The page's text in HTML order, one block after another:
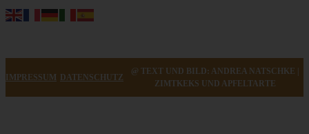
IMPRESSUM DATENSCHUTZ
@ TEXT UND BILD: ANDREA NATSCHKE |
ZIMTKEKS UND APFELTARTE